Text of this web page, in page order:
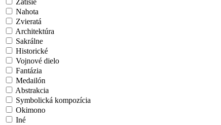
Zátišie
Nahota
Zvieratá
Architektúra
Sakrálne
Historické
Vojnové dielo
Fantázia
Medailón
Abstrakcia
Symbolická kompozícia
Okimono
Iné